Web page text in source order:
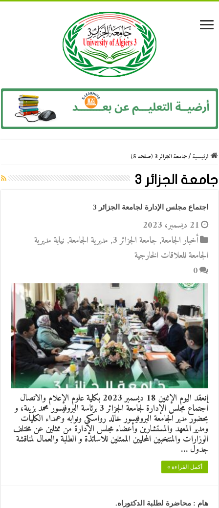
الرئيسية/جامعة الجزائر 3 (صفحه 5)
جامعة الجزائر 3
اجتماع مجلس الإدارة لجامعة الجزائر 3
21 ديسمبر، 2023
أخبار الجامعة, جامعة الجزائر 3 , مديرية الجامعة, نيابة مديرية
الجامعة للعلاقات الخارجية
0
إنعقد اليوم الإثنين 18 ديسمبر 2023 بكلية علوم الإعلام والاتصال
اجتماع مجلس الإدارة لجامعة الجزائر 3 برئاسة البروفيسور محمد بزينة، و
بحضور مدير الجامعة البروفيسور خالد رواسكي ونوابه وعمداء الكليات
ومدير المعهد والمستشارين وأعضاء مجلس الإدارة من ممثلين عن مختلف
الوزارات والمنتخبين المحليين الممثلين للاساتذة و الطلبة والعمال لمناقشة
جدول …
أكمل القراءة »
هام : محاضرة لطلبة الدكتوراه.